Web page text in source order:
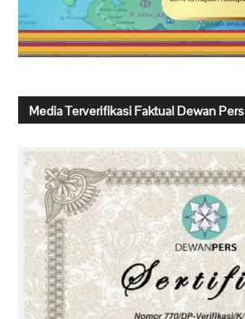
Media Terverifikasi Faktual Dewan Pers